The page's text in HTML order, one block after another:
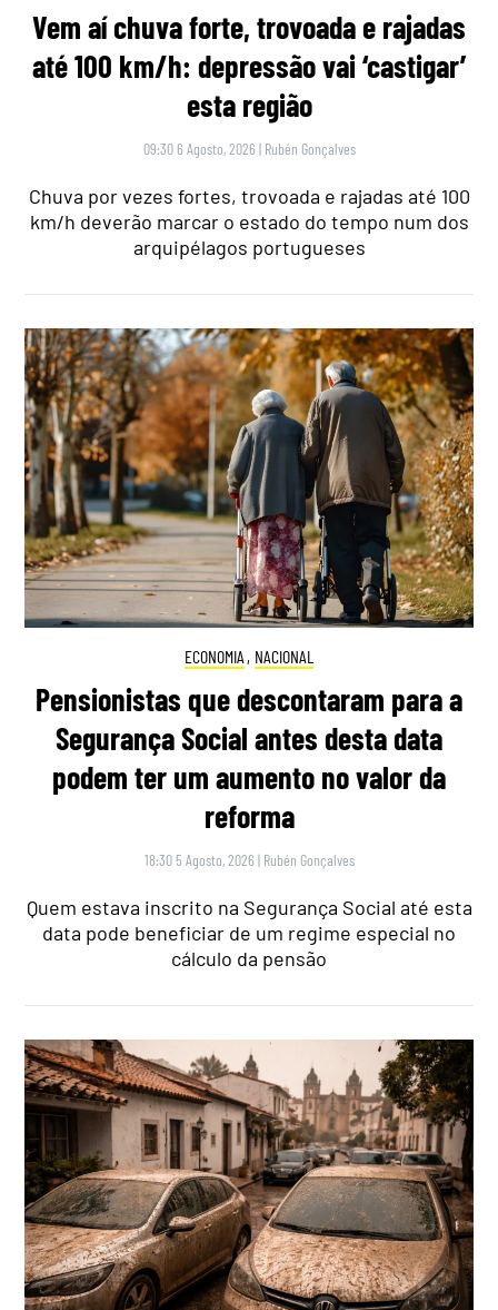
Vem aí chuva forte, trovoada e rajadas
até 100 km/h: depressão vai ‘castigar’
esta região
09:30 6 Agosto, 2026 | Rubén Gonçalves
Chuva por vezes fortes, trovoada e rajadas até 100
km/h deverão marcar o estado do tempo num dos
arquipélagos portugueses
ECONOMIA , NACIONAL
Pensionistas que descontaram para a
Segurança Social antes desta data
podem ter um aumento no valor da
reforma
18:30 5 Agosto, 2026 | Rubén Gonçalves
Quem estava inscrito na Segurança Social até esta
data pode beneficiar de um regime especial no
cálculo da pensão